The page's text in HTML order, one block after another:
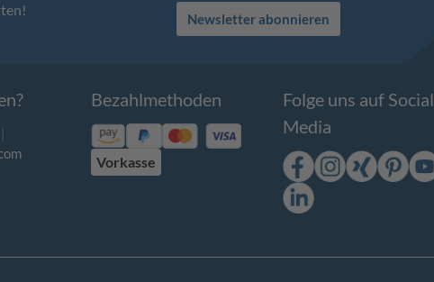
Newsletter abonnieren
|
Bezahlmethoden
Vorkasse
Folge uns auf Social
Media